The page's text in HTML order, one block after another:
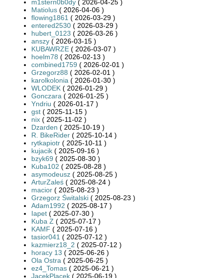
m1stern0b0dy ( 2026-04-25 )
Matiolus ( 2026-04-06 )
flowing1861 ( 2026-03-29 )
entered2530 ( 2026-03-29 )
hubert_0123 ( 2026-03-26 )
anszy ( 2026-03-15 )
KUBAWRZE ( 2026-03-07 )
hoelm78 ( 2026-02-13 )
combined1759 ( 2026-02-01 )
Grzegorz88 ( 2026-02-01 )
karolkolonia ( 2026-01-30 )
WLODEK ( 2026-01-29 )
Gonczara ( 2026-01-25 )
Yndriu ( 2026-01-17 )
gst ( 2025-11-15 )
nix ( 2025-11-02 )
Dzarden ( 2025-10-19 )
R. BikeRider ( 2025-10-14 )
rytkapiotr ( 2025-10-11 )
kujacik ( 2025-09-16 )
bzyk69 ( 2025-08-30 )
Kuba102 ( 2025-08-28 )
asymodeusz ( 2025-08-25 )
ArturZaleś ( 2025-08-24 )
macior ( 2025-08-23 )
Grzegorz Świtalski ( 2025-08-23 )
Adam1992 ( 2025-08-17 )
Iapet ( 2025-07-30 )
Kuba Z ( 2025-07-17 )
KAMF ( 2025-07-16 )
tasior041 ( 2025-07-12 )
kazmierz18_2 ( 2025-07-12 )
horacy 13 ( 2025-06-26 )
Ola Ostra ( 2025-06-25 )
ez4_Tomas ( 2025-06-21 )
JacekPlacek ( 2025-06-19 )